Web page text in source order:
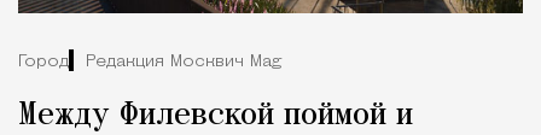
Город Редакция Москвич Mag
Между Филевской поймой и